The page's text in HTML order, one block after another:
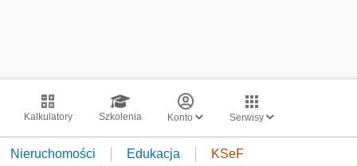
Kalkulatory Szkolenia Konto Serwisy
Nieruchomości Edukacja KSeF